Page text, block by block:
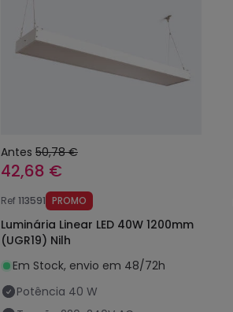
Antes 50,78 €
42,68 €
Ref113591 PROMO
Luminária Linear LED 40W 1200mm
(UGR19) Nilh
Em Stock, envio em 48/72h
Potência 40 W